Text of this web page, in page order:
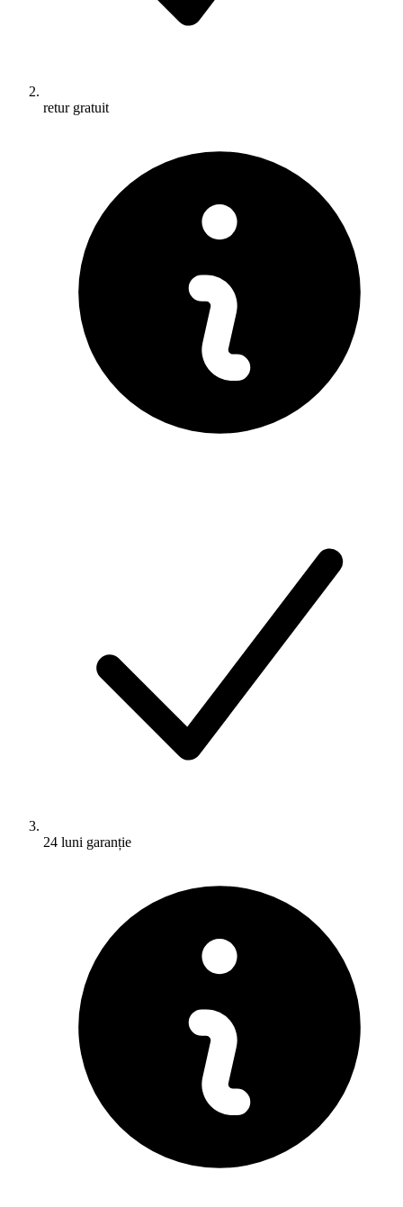
retur gratuit
24 luni garanție